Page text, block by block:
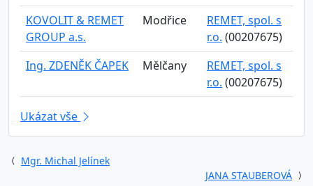
KOVOLIT & REMET
GROUP a.s.
Modřice
REMET, spol. s
r.o. (00207675)
Ing. ZDENĚK ČAPEK
Mělčany
REMET, spol. s
r.o. (00207675)
Ukázat vše
Mgr. Michal Jelínek
JANA STAUBEROVÁ